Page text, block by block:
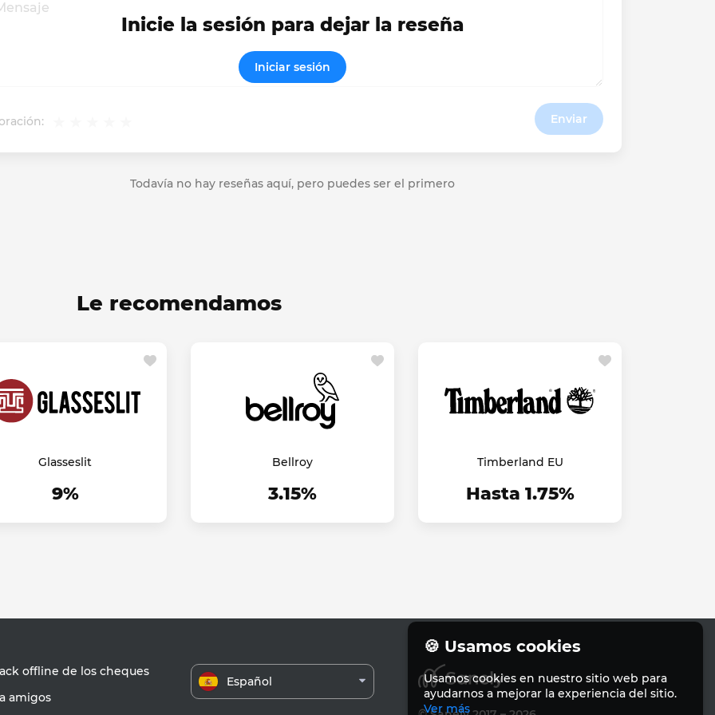
Enviar
Inicie la sesión para dejar la reseña
Iniciar sesión
Todavía no hay reseñas aquí, pero puedes ser el primero
Le recomendamos
Glasseslit
9%
Bellroy
3.15%
Timberland EU
Hasta 1.75%
offline de los cheques
amigos
Español
🍪 Usamos cookies
Usamos cookies en nuestro sitio web para
ayudarnos a mejorar la experiencia del sitio.
Ver más